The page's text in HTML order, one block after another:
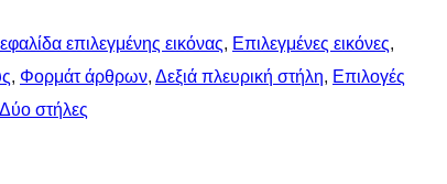
επιλεγμένης εικόνας, Επιλεγμένες εικόνες
, Φορμάτ άρθρων, Δεξιά πλευρική στήλη, Επιλογές
Δύο στήλες